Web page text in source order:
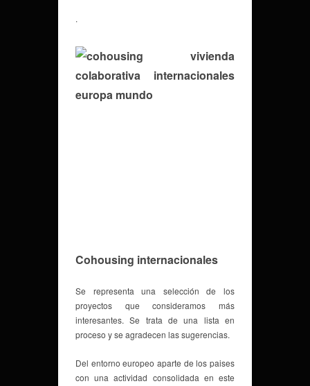
.
Cohousing internacionales
Se representa una selección de los
proyectos que consideramos más
interesantes. Se trata de una lista en
proceso y se agradecen las sugerencias.
Del entorno europeo aparte de los paises
con una actividad consolidada en este